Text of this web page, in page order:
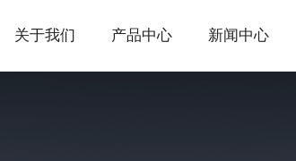
关于我们 产品中心 新闻中心